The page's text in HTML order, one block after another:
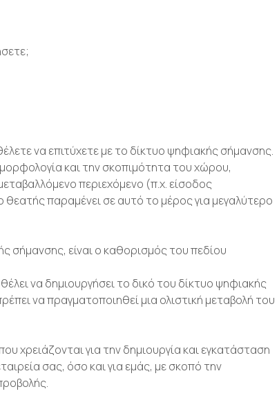
να επιτύχετε με το δίκτυο ψηφιακής σήμανσης.
και την σκοπιμότητα του χώρου,
περιεχόμενο (π.χ. είσοδος
θεατής παραμένει σε αυτό το μέρος για μεγαλύτερο
σήμανσης, είναι ο καθορισμός του πεδίου
να δημιουργήσει το δικό του δίκτυο ψηφιακής
να πραγματοποιηθεί μια ολιστική μεταβολή του
χρειάζονται για την δημιουργία και εγκατάσταση
σας, όσο και για εμάς, με σκοπό την